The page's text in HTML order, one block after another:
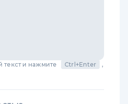
и нажмите Ctrl+Enter
,